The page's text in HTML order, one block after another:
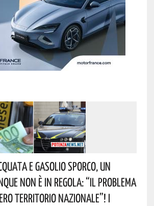
E Gasolio Sporco, Un
Non È In Regola: “il Problema
Territorio Nazionale”! I